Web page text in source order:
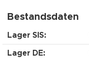
Bestandsdaten
Lager SIS:
Lager DE: